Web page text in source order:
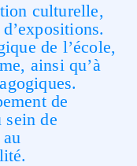
culturelle,
de l’école,
ainsi qu’à
de
sein de